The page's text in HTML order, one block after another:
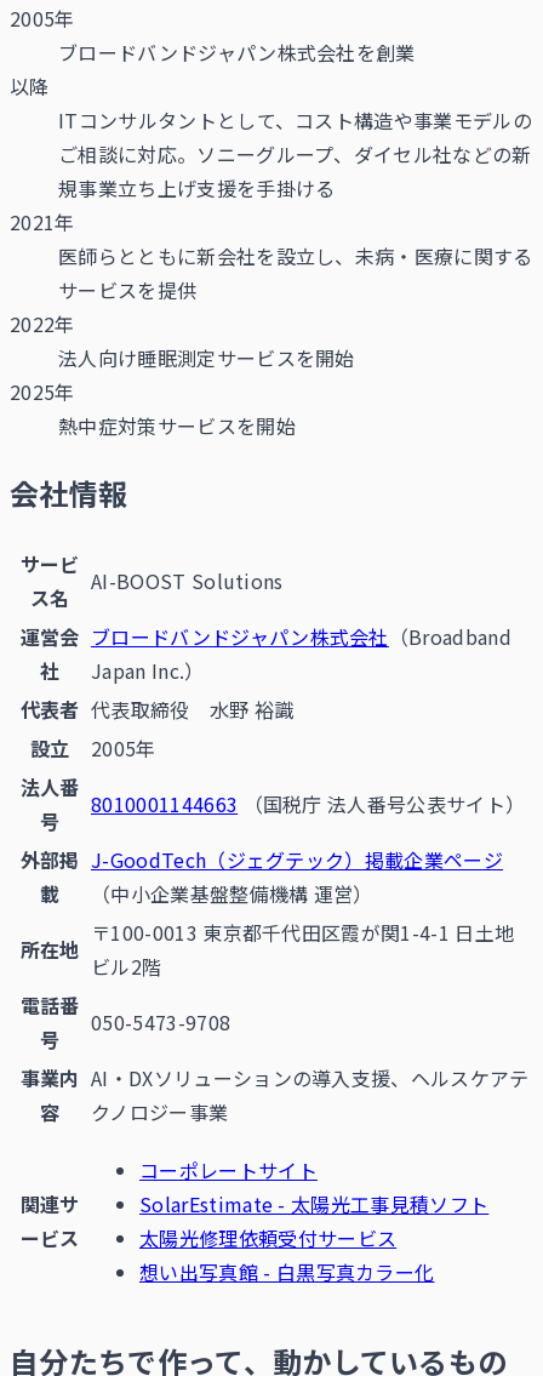
2005年
ブロードバンドジャパン株式会社を創業
以降
ITコンサルタントとして、コスト構造や事業モデルの
ご相談に対応。ソニーグループ、ダイセル社などの新
規事業立ち上げ支援を手掛ける
2021年
医師らとともに新会社を設立し、未病・医療に関する
サービスを提供
2022年
法人向け睡眠測定サービスを開始
2025年
熱中症対策サービスを開始
会社情報
サービ
ス名
AI-BOOST Solutions
運営会
社
ブロードバンドジャパン株式会社 （Broadband
Japan Inc.）
代表者 代表取締役 水野 裕識
設立
2005年
法人番
号
8010001144663
（国税庁 法人番号公表サイト）
外部掲
載
J-GoodTech（ジェグテック）掲載企業ページ
（中小企業基盤整備機構 運営）
所在地
〒100-0013 東京都千代田区霞が関1-4-1 日土地
ビル2階
電話番
号
050-5473-9708
事業内
容
AI・DXソリューションの導入支援、ヘルスケアテ
クノロジー事業
関連サ
ービス
コーポレートサイト
SolarEstimate - 太陽光工事見積ソフト
太陽光修理依頼受付サービス
想い出写真館 - 白黒写真カラー化
自分たちで作って、動かしているもの